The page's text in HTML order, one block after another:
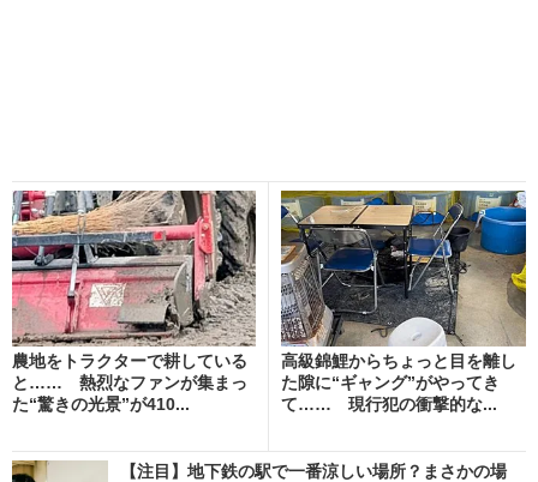
農地をトラクターで耕している
と…… 熱烈なファンが集まっ
た“驚きの光景”が410...
高級錦鯉からちょっと目を離し
た隙に“ギャング”がやってき
て…… 現行犯の衝撃的な...
【注目】地下鉄の駅で一番涼しい場所？まさかの場